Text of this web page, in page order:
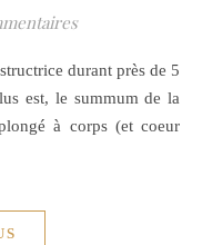
est, le summum de la
à corps (et coeur